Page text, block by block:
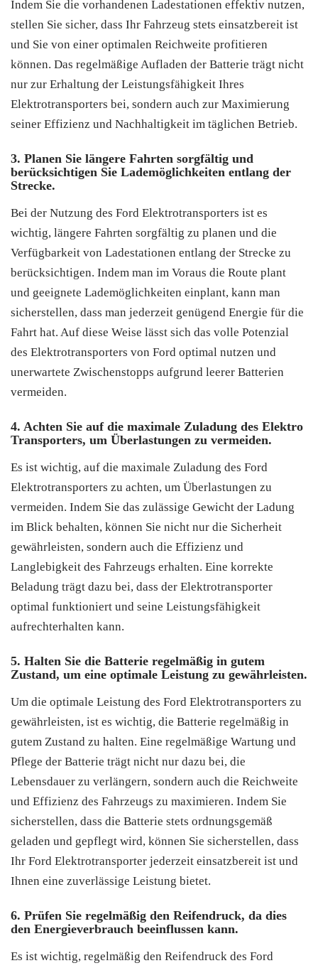
Indem Sie die vorhandenen Ladestationen effektiv nutzen,
stellen Sie sicher, dass Ihr Fahrzeug stets einsatzbereit ist
und Sie von einer optimalen Reichweite profitieren
können. Das regelmäßige Aufladen der Batterie trägt nicht
nur zur Erhaltung der Leistungsfähigkeit Ihres
Elektrotransporters bei, sondern auch zur Maximierung
seiner Effizienz und Nachhaltigkeit im täglichen Betrieb.
3. Planen Sie längere Fahrten sorgfältig und
berücksichtigen Sie Lademöglichkeiten entlang der
Strecke.
Bei der Nutzung des Ford Elektrotransporters ist es
wichtig, längere Fahrten sorgfältig zu planen und die
Verfügbarkeit von Ladestationen entlang der Strecke zu
berücksichtigen. Indem man im Voraus die Route plant
und geeignete Lademöglichkeiten einplant, kann man
sicherstellen, dass man jederzeit genügend Energie für die
Fahrt hat. Auf diese Weise lässt sich das volle Potenzial
des Elektrotransporters von Ford optimal nutzen und
unerwartete Zwischenstopps aufgrund leerer Batterien
vermeiden.
4. Achten Sie auf die maximale Zuladung des Elektro
Transporters, um Überlastungen zu vermeiden.
Es ist wichtig, auf die maximale Zuladung des Ford
Elektrotransporters zu achten, um Überlastungen zu
vermeiden. Indem Sie das zulässige Gewicht der Ladung
im Blick behalten, können Sie nicht nur die Sicherheit
gewährleisten, sondern auch die Effizienz und
Langlebigkeit des Fahrzeugs erhalten. Eine korrekte
Beladung trägt dazu bei, dass der Elektrotransporter
optimal funktioniert und seine Leistungsfähigkeit
aufrechterhalten kann.
5. Halten Sie die Batterie regelmäßig in gutem
Zustand, um eine optimale Leistung zu gewährleisten.
Um die optimale Leistung des Ford Elektrotransporters zu
gewährleisten, ist es wichtig, die Batterie regelmäßig in
gutem Zustand zu halten. Eine regelmäßige Wartung und
Pflege der Batterie trägt nicht nur dazu bei, die
Lebensdauer zu verlängern, sondern auch die Reichweite
und Effizienz des Fahrzeugs zu maximieren. Indem Sie
sicherstellen, dass die Batterie stets ordnungsgemäß
geladen und gepflegt wird, können Sie sicherstellen, dass
Ihr Ford Elektrotransporter jederzeit einsatzbereit ist und
Ihnen eine zuverlässige Leistung bietet.
6. Prüfen Sie regelmäßig den Reifendruck, da dies
den Energieverbrauch beeinflussen kann.
Es ist wichtig, regelmäßig den Reifendruck des Ford